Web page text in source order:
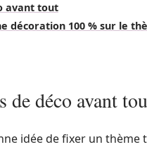
avant tout
décoration 100 % sur le
de déco avant
idée de fixer un